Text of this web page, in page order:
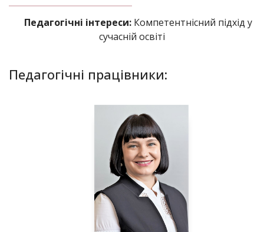
Педагогічні інтереси: Компетентнісний підхід у
сучасній освіті
Педагогічні працівники: